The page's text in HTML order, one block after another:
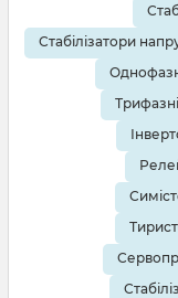
Стабілізатори